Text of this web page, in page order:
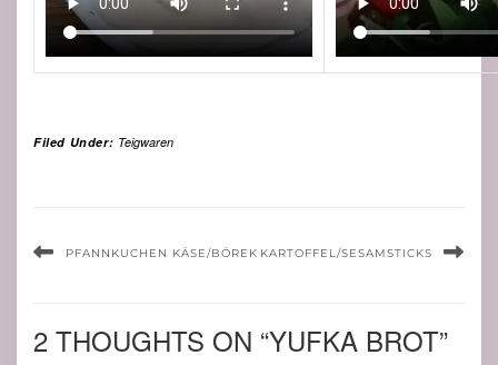
Filed Under: Teigwaren
PFANNKUCHEN KÄSE/BÖREK KARTOFFEL/SESAMSTICKS
2 THOUGHTS ON “YUFKA BROT”